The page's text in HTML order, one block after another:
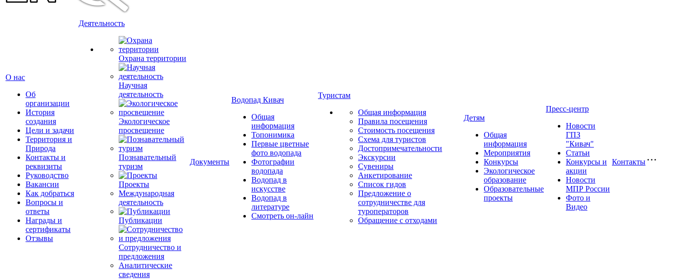
О нас
Об
организации
История
создания
Цели и задачи
Территория и
Природа
Контакты и
реквизиты
Руководство
Вакансии
Как добраться
Вопросы и
ответы
Награды и
сертификаты
Отзывы
Деятельность
Охрана территории
Научная
деятельность
Экологическое
просвещение
Познавательный
туризм
Проекты
Международная
деятельность
Публикации
Сотрудничество и
предложения
Аналитические
сведения
Документы
Водопад Кивач
Общая
информация
Топонимика
Первые цветные
фото водопада
Фотографии
водопада
Водопад в
искусстве
Водопад в
литературе
Смотреть он-лайн
Туристам
Общая информация
Правила посещения
Стоимость посещения
Схема для туристов
Достопримечательности
Экскурсии
Сувениры
Анкетирование
Список гидов
Предложение о
сотрудничестве для
туроператоров
Обращение с отходами
Детям
Общая
информация
Мероприятия
Конкурсы
Экологическое
образование
Образовательные
проекты
Пресс-центр
Новости
ГПЗ
"Кивач"
Статьи
Конкурсы и
акции
Новости
МПР России
Фото и
Видео
Контакты